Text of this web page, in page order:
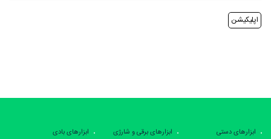
اپلیکیشن
ابزارهای دستی ابزارهای برقی و شارژی
ابزارهای بادی